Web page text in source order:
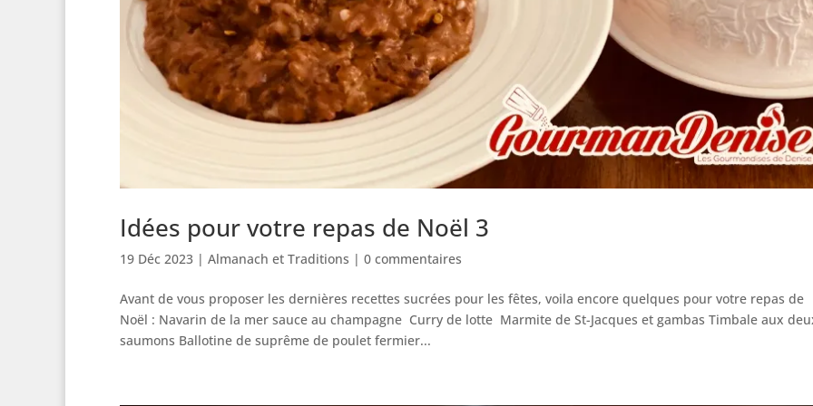
Idées pour votre repas de Noël 3
19 Déc 2023 | Almanach et Traditions | 0 commentaires
Avant de vous proposer les dernières recettes sucrées pour les fêtes, voila encore quelques pour votre repas de
Noël : Navarin de la mer sauce au champagne Curry de lotte Marmite de St-Jacques et gambas Timbale aux
saumons Ballotine de suprême de poulet fermier...